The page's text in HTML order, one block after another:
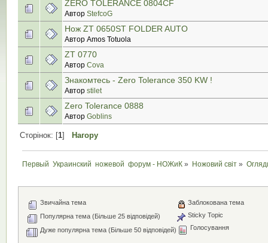
ZERO TOLERANCE 0804CF
Автор StefcoG
Нож ZT 0650ST FOLDER AUTO
Автор Amos Totuola
ZT 0770
Автор Cova
Знакомтесь - Zero Tolerance 350 KW !
Автор stilet
Zero Tolerance 0888
Автор Goblins
Сторінок: [1] Нагору
Первый  Украинский  ножевой  форум - НОЖиК » Ножовий світ »
Звичайна тема
Популярна тема (Більше 25 відповідей)
Дуже популярна тема (Більше 50 відповідей)
Заблокована тема
Sticky Topic
Голосування